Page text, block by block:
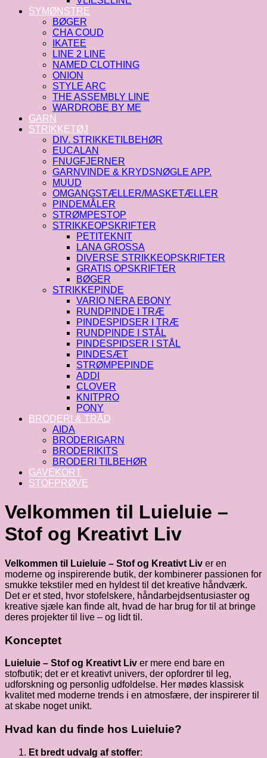
SYMØNSTRE
BØGER
CHA COUD
IKATEE
LINE 2 LINE
NAMED CLOTHING
ONION
STYLE ARC
THE ASSEMBLY LINE
WARDROBE BY ME
GARN
STRIKKETØJ
DIV. STRIKKETILBEHØR
EUCALAN
FNUGFJERNER
GARNVINDE & KRYDSNØGLE APP.
MUUD
OMGANGSTÆLLER/MASKETÆLLER
PINDEMÅLER
STRØMPESTOP
STRIKKEOPSKRIFTER
PETITEKNIT
LANA GROSSA
DIVERSE STRIKKEOPSKRIFTER
GRATIS OPSKRIFTER
BØGER
STRIKKEPINDE
VARIO NERA EBONY
RUNDPINDE I TRÆ
PINDESPIDSER I TRÆ
RUNDPINDE I STÅL
PINDESPIDSER I STÅL
PINDESÆT
STRØMPEPINDE
ADDI
CLOVER
KNITPRO
PONY
BRODERI & TRÅD
AIDA
BRODERIGARN
BRODERIKITS
BRODERI TILBEHØR
GAVEKORT
STOFPRØVE
Velkommen til Luieluie –
Stof og Kreativt Liv
Velkommen til Luieluie – Stof og Kreativt Liv er en
moderne og inspirerende butik, der kombinerer passionen for
smukke tekstiler med en hyldest til det kreative håndværk.
Det er et sted, hvor stofelskere, håndarbejdsentusiaster og
kreative sjæle kan finde alt, hvad de har brug for til at bringe
deres projekter til live – og lidt til.
Konceptet
Luieluie – Stof og Kreativt Liv er mere end bare en
stofbutik; det er et kreativt univers, der opfordrer til leg,
udforskning og personlig udfoldelse. Her mødes klassisk
kvalitet med moderne trends i en atmosfære, der inspirerer til
at skabe noget unikt.
Hvad kan du finde hos Luieluie?
Et bredt udvalg af stoffer: